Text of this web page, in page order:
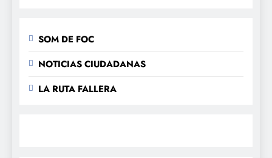
SOM DE FOC
NOTICIAS CIUDADANAS
LA RUTA FALLERA